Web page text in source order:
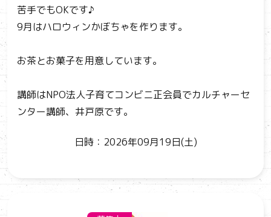
苦手でもOKです♪
9月はハロウィンかぼちゃを作ります。
お茶とお菓子を用意しています。
講師はNPO法人子育てコンビニ正会員でカルチャーセ
ンター講師、井戸原です。
日時：2026年09月19日(土)